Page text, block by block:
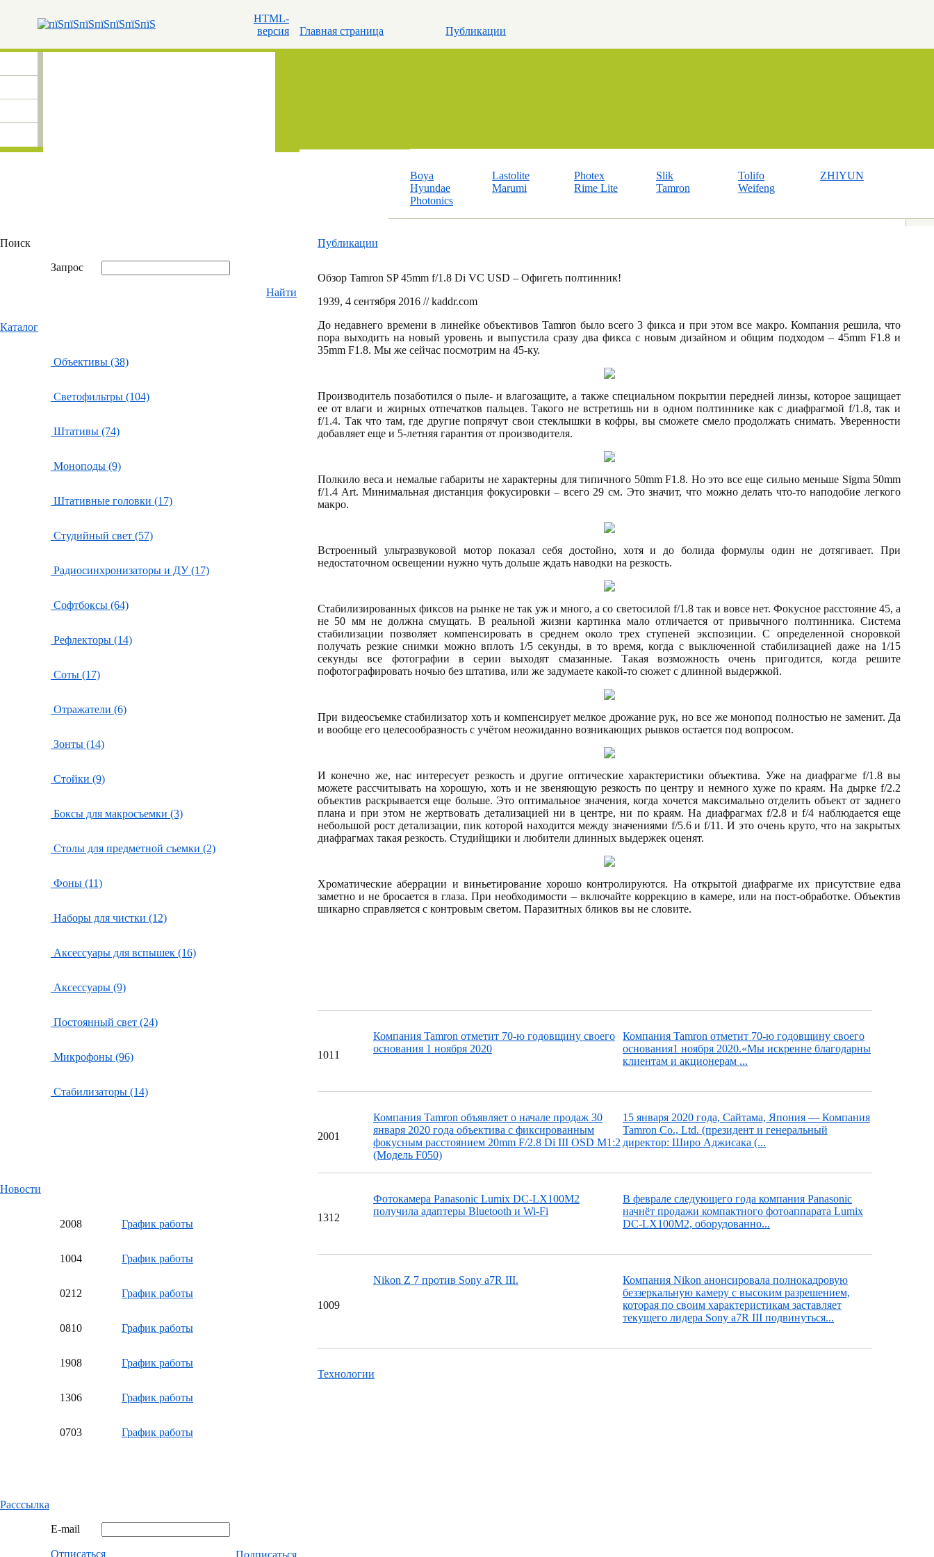
HTML-
версия
Главная страница Публикации
Boya
Hyundae
Photonics
Lastolite
Marumi
Photex
Rime Lite
Slik
Tamron
Tolifo
Weifeng
ZHIYUN
Поиск
Запрос
Найти
Каталог
Объективы (38)
Светофильтры (104)
Штативы (74)
Моноподы (9)
Штативные головки (17)
Студийный свет (57)
Радиосинхронизаторы и ДУ (17)
Софтбоксы (64)
Рефлекторы (14)
Соты (17)
Отражатели (6)
Зонты (14)
Стойки (9)
Боксы для макросъемки (3)
Столы для предметной съемки (2)
Фоны (11)
Наборы для чистки (12)
Аксессуары для вспышек (16)
Аксессуары (9)
Постоянный свет (24)
Микрофоны (96)
Стабилизаторы (14)
Новости
2008 График работы
1004 График работы
0212 График работы
0810 График работы
1908 График работы
1306 График работы
0703 График работы
Расссылка
E-mail
Отписаться Подписаться
Публикации
Обзор Tamron SP 45mm f/1.8 Di VC USD – Офигеть полтинник!
1939, 4 сентября 2016 // kaddr.com
До недавнего времени в линейке объективов Tamron было всего 3 фикса и при этом все макро. Компания решила, что
пора выходить на новый уровень и выпустила сразу два фикса с новым дизайном и общим подходом – 45mm F1.8 и
35mm F1.8. Мы же сейчас посмотрим на 45-ку.
Производитель позаботился о пыле- и влагозащите, а также специальном покрытии передней линзы, которое защищает
ее от влаги и жирных отпечатков пальцев. Такого не встретишь ни в одном полтиннике как с диафрагмой f/1.8, так и
f/1.4. Так что там, где другие попрячут свои стеклышки в кофры, вы сможете смело продолжать снимать. Уверенности
добавляет еще и 5-летняя гарантия от производителя.
Полкило веса и немалые габариты не характерны для типичного 50mm F1.8. Но это все еще сильно меньше Sigma 50mm
f/1.4 Art. Минимальная дистанция фокусировки – всего 29 см. Это значит, что можно делать что-то наподобие легкого
макро.
Встроенный ультразвуковой мотор показал себя достойно, хотя и до болида формулы один не дотягивает. При
недостаточном освещении нужно чуть дольше ждать наводки на резкость.
Стабилизированных фиксов на рынке не так уж и много, а со светосилой f/1.8 так и вовсе нет. Фокусное расстояние 45, а
не 50 мм не должна смущать. В реальной жизни картинка мало отличается от привычного полтинника. Система
стабилизации позволяет компенсировать в среднем около трех ступеней экспозиции. С определенной сноровкой
получать резкие снимки можно вплоть 1/5 секунды, в то время, когда с выключенной стабилизацией даже на 1/15
секунды все фотографии в серии выходят смазанные. Такая возможность очень пригодится, когда решите
пофотографировать ночью без штатива, или же задумаете какой-то сюжет с длинной выдержкой.
При видеосъемке стабилизатор хоть и компенсирует мелкое дрожание рук, но все же монопод полностью не заменит. Да
и вообще его целесообразность с учётом неожиданно возникающих рывков остается под вопросом.
И конечно же, нас интересует резкость и другие оптические характеристики объектива. Уже на диафрагме f/1.8 вы
можете рассчитывать на хорошую, хоть и не звеняющую резкость по центру и немного хуже по краям. На дырке f/2.2
объектив раскрывается еще больше. Это оптимальное значения, когда хочется максимально отделить объект от заднего
плана и при этом не жертвовать детализацией ни в центре, ни по краям. На диафрагмах f/2.8 и f/4 наблюдается еще
небольшой рост детализации, пик которой находится между значениями f/5.6 и f/11. И это очень круто, что на закрытых
диафрагмах такая резкость. Студийщики и любители длинных выдержек оценят.
Хроматические аберрации и виньетирование хорошо контролируются. На открытой диафрагме их присутствие едва
заметно и не бросается в глаза. При необходимости – включайте коррекцию в камере, или на пост-обработке. Объектив
шикарно справляется с контровым светом. Паразитных бликов вы не словите.
1011
Компания Tamron отметит 70-ю годовщину своего
основания 1 ноября 2020
Компания Tamron отметит 70-ю годовщину своего
основания1 ноября 2020.«Мы искренне благодарны
клиентам и акционерам ...
2001
Компания Tamron объявляет о начале продаж 30
января 2020 года объектива с фиксированным
фокусным расстоянием 20mm F/2.8 Di III OSD M1:2
(Модель F050)
15 января 2020 года, Сайтама, Япония — Компания
Tamron Co., Ltd. (президент и генеральный
директор: Широ Аджисака (...
1312
Фотокамера Panasonic Lumix DC-LX100M2
получила адаптеры Bluetooth и Wi-Fi
В феврале следующего года компания Panasonic
начнёт продажи компактного фотоаппарата Lumix
DC-LX100M2, оборудованно...
1009
Nikon Z 7 против Sony a7R III.
Компания Nikon анонсировала полнокадровую
беззеркальную камеру с высоким разрешением,
которая по своим характеристикам заставляет
текущего лидера Sony a7R III подвинуться...
Технологии